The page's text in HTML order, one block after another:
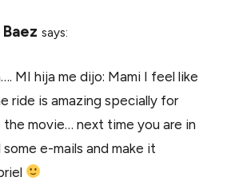
says:
MI hija me dijo: Mami I feel like
ride is amazing specially for
movie… next time you are in
e-mails and make it